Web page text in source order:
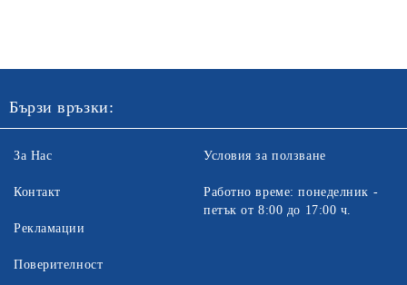
Бързи връзки:
За Нас
Контакт
Рекламации
Поверителност
Условия за ползване
Работно време: понеделник -
петък от 8:00 до 17:00 ч.